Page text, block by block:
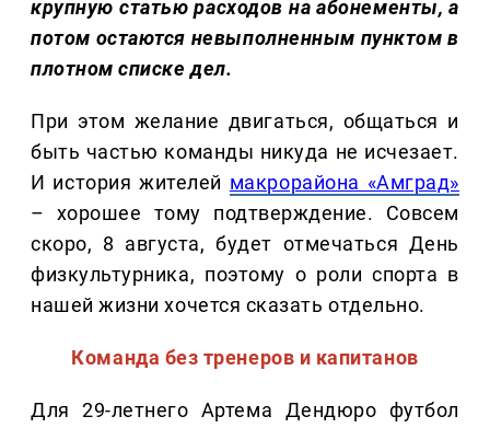
крупную статью расходов на абонементы, а
потом остаются невыполненным пунктом в
плотном списке дел.
При этом желание двигаться, общаться и
быть частью команды никуда не исчезает.
И история жителей макрорайона «Амград»
– хорошее тому подтверждение. Совсем
скоро, 8 августа, будет отмечаться День
физкультурника, поэтому о роли спорта в
нашей жизни хочется сказать отдельно.
Команда без тренеров и капитанов
Для 29-летнего Артема Дендюро футбол